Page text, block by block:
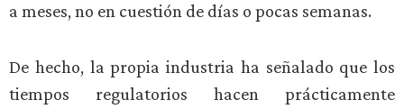
a meses, no en cuestión de días o pocas semanas.
De hecho, la propia industria ha señalado que los
tiempos regulatorios hacen prácticamente